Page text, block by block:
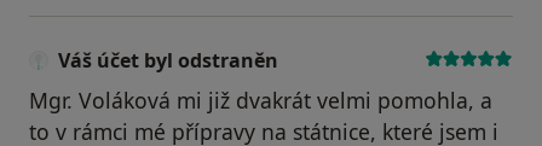
Váš účet byl odstraněn
Mgr. Voláková mi již dvakrát velmi pomohla, a
to v rámci mé přípravy na státnice, které jsem i